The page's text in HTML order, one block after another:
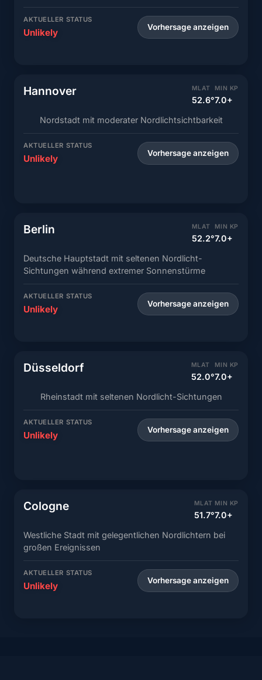
AKTUELLER STATUS
Unlikely Vorhersage anzeigen
Hannover MLAT
52.6°
MIN KP
7.0+
Nordstadt mit moderater Nordlichtsichtbarkeit
AKTUELLER STATUS
Unlikely Vorhersage anzeigen
Berlin MLAT
52.2°
MIN KP
7.0+
Deutsche Hauptstadt mit seltenen Nordlicht-
Sichtungen während extremer Sonnenstürme
AKTUELLER STATUS
Unlikely Vorhersage anzeigen
Düsseldorf MLAT
52.0°
MIN KP
7.0+
Rheinstadt mit seltenen Nordlicht-Sichtungen
AKTUELLER STATUS
Unlikely Vorhersage anzeigen
Cologne MLAT
51.7°
MIN KP
7.0+
Westliche Stadt mit gelegentlichen Nordlichtern bei
großen Ereignissen
AKTUELLER STATUS
Unlikely Vorhersage anzeigen